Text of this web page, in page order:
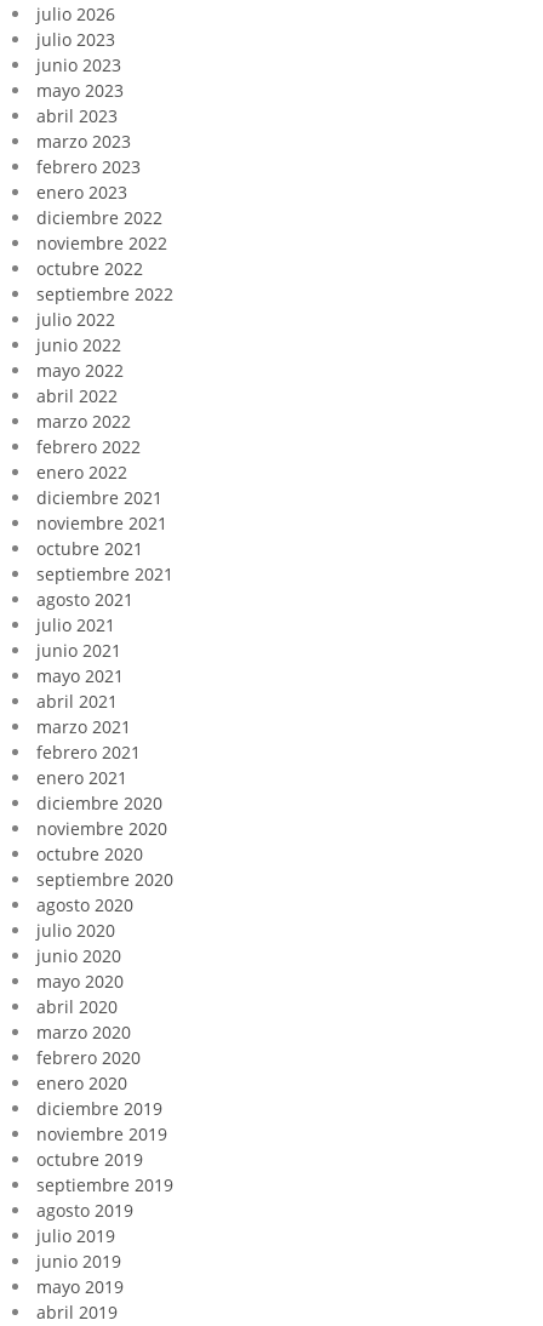
julio 2026
julio 2023
junio 2023
mayo 2023
abril 2023
marzo 2023
febrero 2023
enero 2023
diciembre 2022
noviembre 2022
octubre 2022
septiembre 2022
julio 2022
junio 2022
mayo 2022
abril 2022
marzo 2022
febrero 2022
enero 2022
diciembre 2021
noviembre 2021
octubre 2021
septiembre 2021
agosto 2021
julio 2021
junio 2021
mayo 2021
abril 2021
marzo 2021
febrero 2021
enero 2021
diciembre 2020
noviembre 2020
octubre 2020
septiembre 2020
agosto 2020
julio 2020
junio 2020
mayo 2020
abril 2020
marzo 2020
febrero 2020
enero 2020
diciembre 2019
noviembre 2019
octubre 2019
septiembre 2019
agosto 2019
julio 2019
junio 2019
mayo 2019
abril 2019